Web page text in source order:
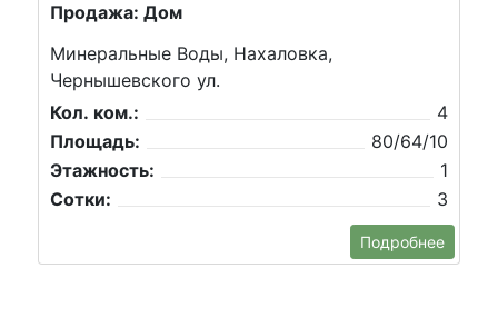
Продажа: Дом
Минеральные Воды, Нахаловка,
Чернышевского ул.
Кол. ком.:
4
Площадь:
80/64/10
Этажность:
1
Сотки:
3
Подробнее